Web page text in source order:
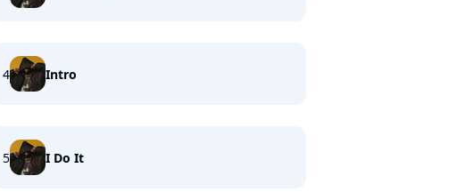
4 Intro
5 I Do It